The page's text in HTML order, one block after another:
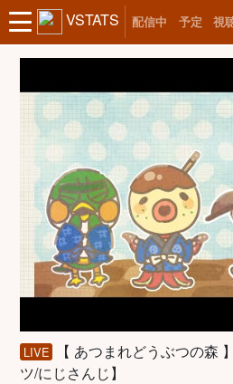
VSTATS 配信中 予定 視
LIVE
【 あつまれどうぶつの森
ツ/にじさんじ】